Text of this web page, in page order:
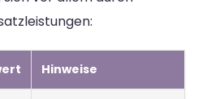
Hinweise